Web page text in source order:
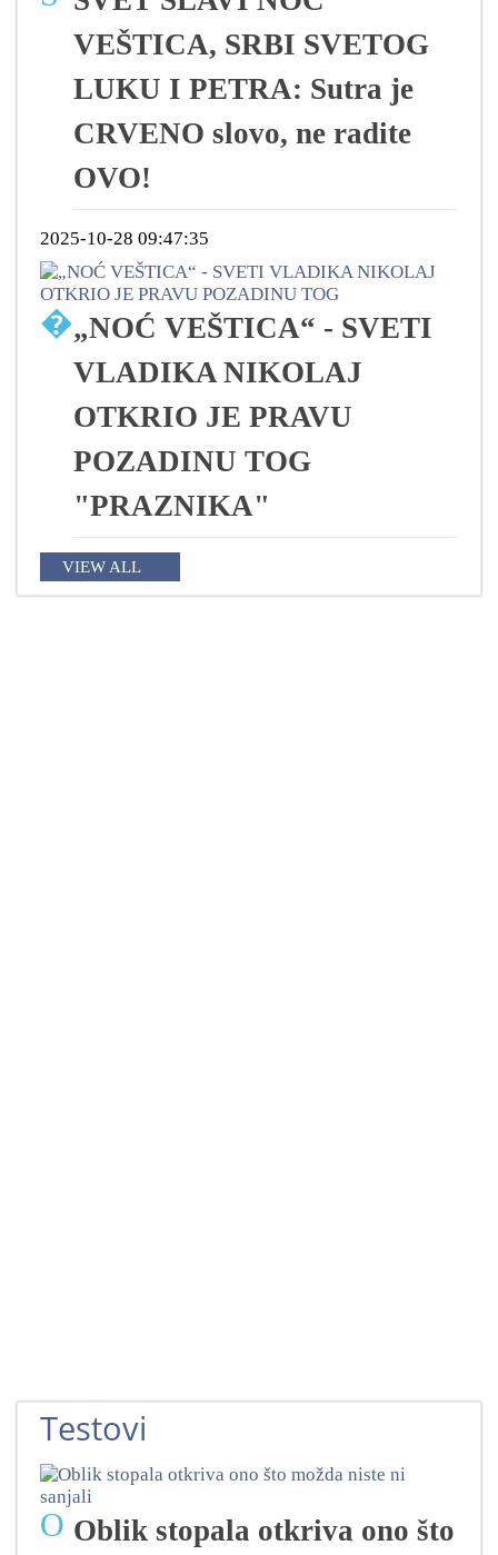
VEŠTICA, SRBI SVETOG
LUKU I PETRA: Sutra je
CRVENO slovo, ne radite
OVO!
2025-10-28 09:47:35
�„NOĆ VEŠTICA“ - SVETI
VLADIKA NIKOLAJ
OTKRIO JE PRAVU
POZADINU TOG
"PRAZNIKA"
VIEW ALL
Testovi
O Oblik stopala otkriva ono što